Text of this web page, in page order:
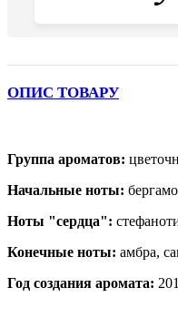
ОПИС ТОВАРУ
Группа ароматов:
Начальные ноты:
Ноты "сердца":
Конечные ноты: амбра,
Год создания аромата: